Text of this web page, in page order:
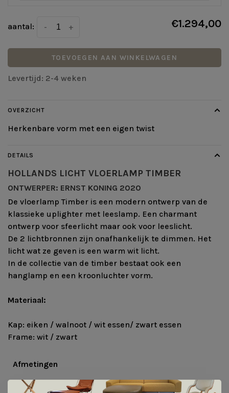
aantal: +
- €1.294,00
TOEVOEGEN AAN WINKELWAGEN
Levertijd: 2-4 weken
OVERZICHT
Herkenbare vorm met een eigen twist
DETAILS
HOLLANDS LICHT VLOERLAMP TIMBER
ONTWERPER: ERNST KONING 2020
De vloerlamp Timber is een modern ontwerp van de
klassieke uplighter met leeslamp. Een charmant
ontwerp voor sfeerlicht maar ook voor leeslicht.
De 2 lichtbronnen zijn onafhankelijk te dimmen. Het
licht wat ze geven is een warm wit licht.
In de collectie van de timber bestaat ook een
hanglamp en een kroonluchter vorm.
Materiaal:
Kap: eiken / walnoot / wit essen/ zwart essen
Frame: wit / zwart
Afmetingen
Lengte: 15cm